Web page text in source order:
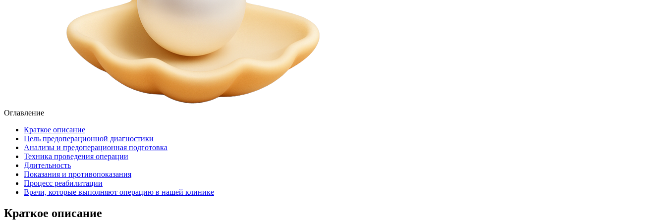
Оглавление
Краткое описание
Цель предоперационной диагностики
Анализы и предоперационная подготовка
Техника проведения операции
Длительность
Показания и противопоказания
Процесс реабилитации
Врачи, которые выполняют операцию в нашей клинике
Краткое описание